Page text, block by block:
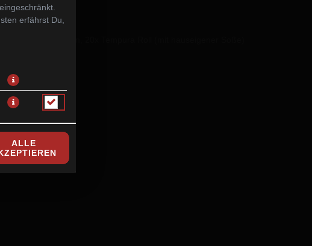
8x Salmon Skin, 20x Tempura Roll (mit hauseigener Soße)
erfährst Du,
ALLE